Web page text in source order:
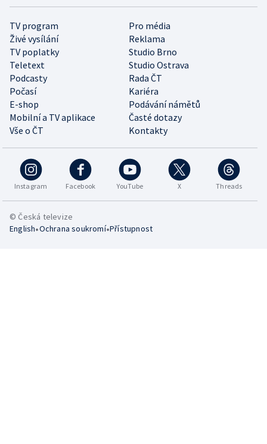
TV program
Pro média
Živé vysílání
Reklama
TV poplatky
Studio Brno
Teletext
Studio Ostrava
Podcasty
Rada ČT
Počasí
Kariéra
E-shop
Podávání námětů
Mobilní a TV aplikace
Časté dotazy
Vše o ČT
Kontakty
Instagram Facebook YouTube X Threads
© Česká televize
English•Ochrana soukromí•Přístupnost